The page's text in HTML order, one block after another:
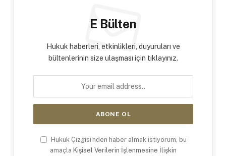
E Bülten
Hukuk haberleri, etkinlikleri, duyuruları ve
bültenlerinin size ulaşması için tıklayınız.
Hukuk Çizgisi'nden haber almak istiyorum, bu
amaçla Kişisel Verilerin İşlenmesine İlişkin